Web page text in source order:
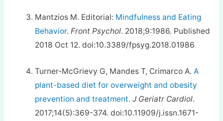
Mantzios M. Editorial: Mindfulness and Eating
Behavior. Front Psychol. 2018;9:1986. Published
2018 Oct 12. doi:10.3389/fpsyg.2018.01986
Turner-McGrievy G, Mandes T, Crimarco A. A
plant-based diet for overweight and obesity
prevention and treatment. J Geriatr Cardiol.
2017;14(5):369-374. doi:10.11909/j.issn.1671-